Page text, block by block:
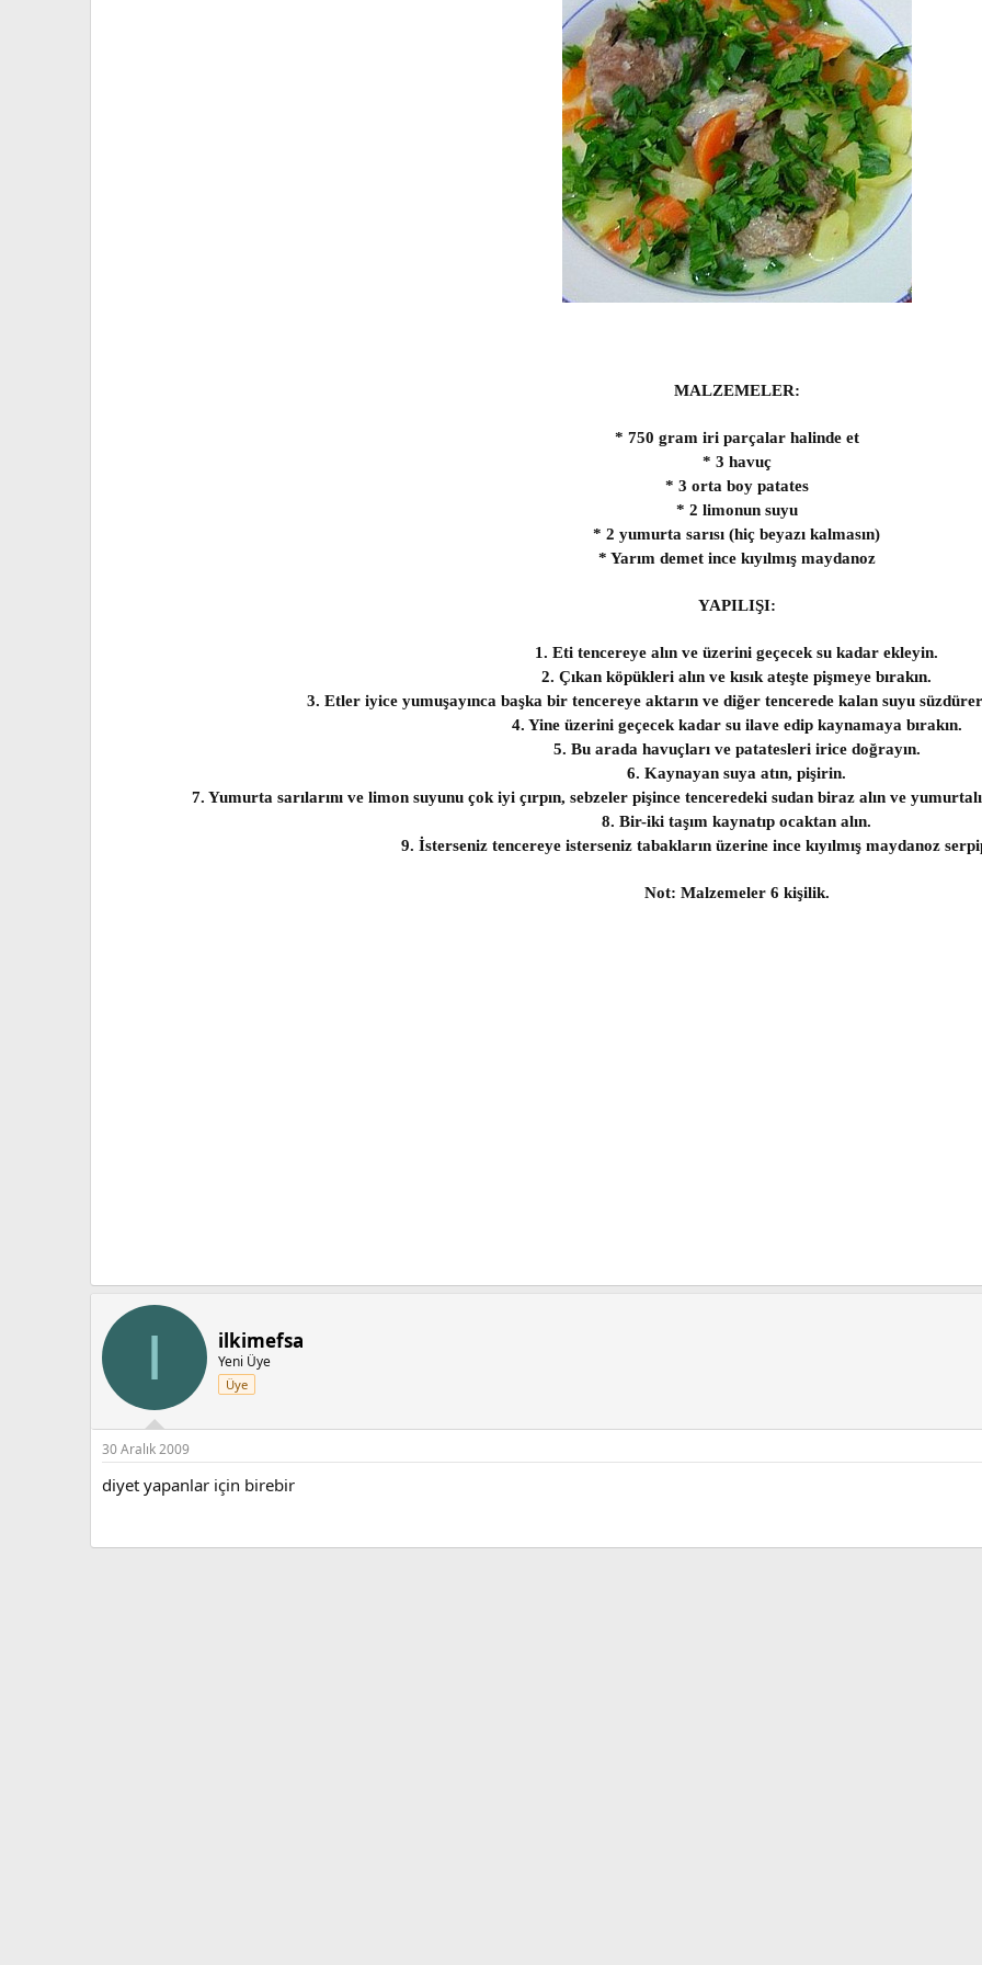
MALZEMELER:
* 750 gram iri parçalar halinde et
* 3 havuç
* 3 orta boy patates
* 2 limonun suyu
* 2 yumurta sarısı (hiç beyazı kalmasın)
* Yarım demet ince kıyılmış maydanoz
YAPILIŞI:
1. Eti tencereye alın ve üzerini geçecek su kadar ekleyin.
2. Çıkan köpükleri alın ve kısık ateşte pişmeye bırakın.
3. Etler iyice yumuşayınca başka bir tencereye aktarın ve diğer tencerede kalan suyu
4. Yine üzerini geçecek kadar su ilave edip kaynamaya bırakın.
5. Bu arada havuçları ve patatesleri irice doğrayın.
6. Kaynayan suya atın, pişirin.
7. Yumurta sarılarını ve limon suyunu çok iyi çırpın, sebzeler pişince tenceredeki sudan biraz alın ve
8. Bir-iki taşım kaynatıp ocaktan alın.
9. İsterseniz tencereye isterseniz tabakların üzerine ince kıyılmış maydanoz
Not: Malzemeler 6 kişilik.
I ilkimefsa
Yeni Üye
Üye
30 Aralık 2009
diyet yapanlar için birebir